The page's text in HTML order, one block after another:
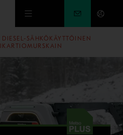
LT -SARJAN LIIKUTELTAVAT
SÄHKÖKÄYTTÖINEN